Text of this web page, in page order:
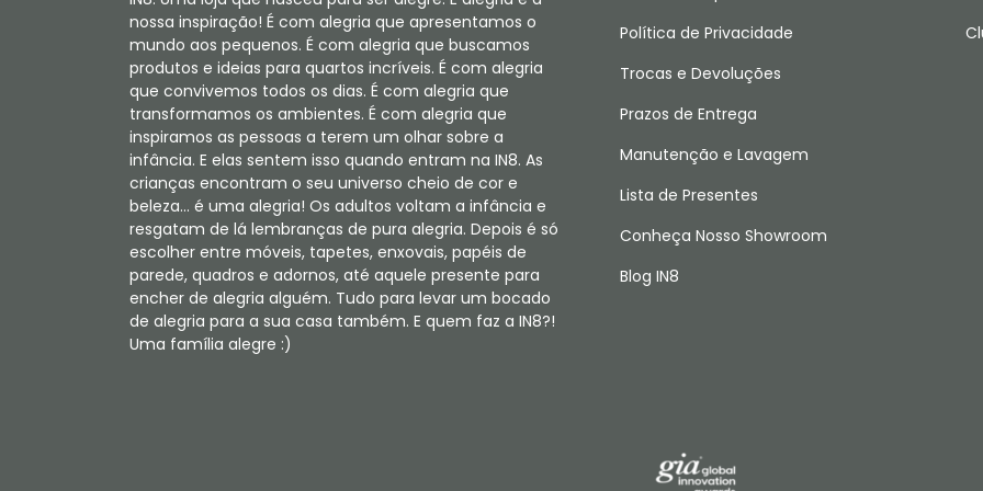
nossa inspiração! É com alegria que apresentamos o
mundo aos pequenos. É com alegria que buscamos
produtos e ideias para quartos incríveis. É com alegria
que convivemos todos os dias. É com alegria que
transformamos os ambientes. É com alegria que
inspiramos as pessoas a terem um olhar sobre a
infância. E elas sentem isso quando entram na IN8. As
crianças encontram o seu universo cheio de cor e
beleza... é uma alegria! Os adultos voltam a infância e
resgatam de lá lembranças de pura alegria. Depois é só
escolher entre móveis, tapetes, enxovais, papéis de
parede, quadros e adornos, até aquele presente para
encher de alegria alguém. Tudo para levar um bocado
de alegria para a sua casa também. E quem faz a IN8?!
Uma família alegre :)
Política de Privacidade
Trocas e Devoluções
Prazos de Entrega
Manutenção e Lavagem
Lista de Presentes
Conheça Nosso Showroom
Blog IN8